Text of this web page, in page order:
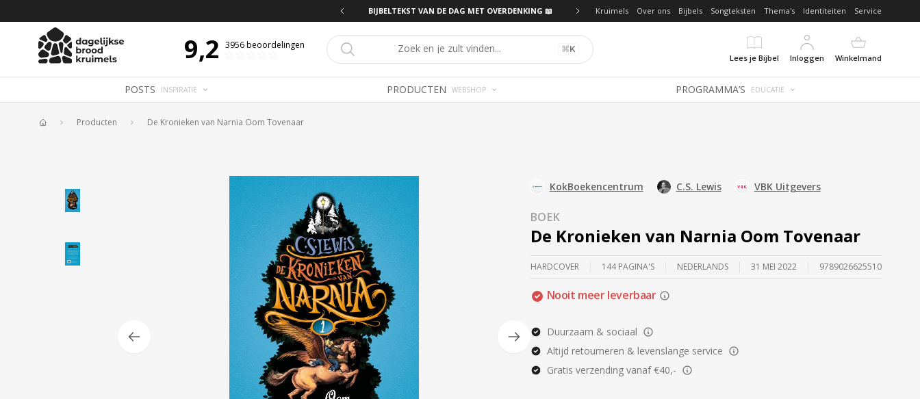
BIJBELTEKST VAN DE DAG MET OVERDENKING 📖 Kruimels Over ons Bijbels Songteksten Thema's Identiteiten Service
9,2 3956beoordelingen ⌘K
Lees je Bijbel
Inloggen Winkelmand
POSTS INSPIRATIE PRODUCTEN WEBSHOP PROGRAMMA’S EDUCATIE
Producten De Kronieken van Narnia Oom Tovenaar
KokBoekencentrum C.S. Lewis VBK Uitgevers
BOEK
De Kronieken van Narnia Oom Tovenaar
HARDCOVER 144 PAGINA'S NEDERLANDS 31 MEI 2022 9789026625510
Nooit meer leverbaar
Duurzaam & sociaal
Altijd retourneren & levenslange service
Gratis verzending vanaf €40,-